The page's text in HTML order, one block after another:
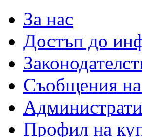
За нас
Достъп до
Съобщения
Профил на